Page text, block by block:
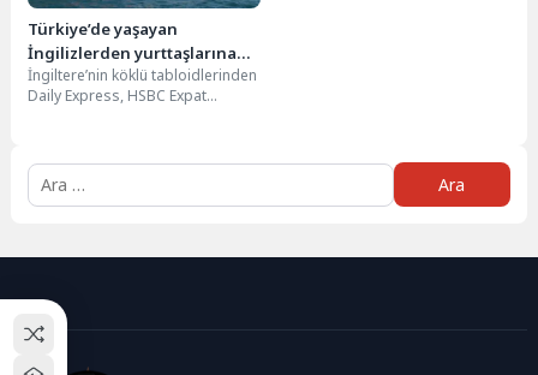
Türkiye’de yaşayan
İngilizlerden yurttaşlarına
tavsiyeler
İngiltere’nin köklü tabloidlerinden
Daily Express, HSBC Expat
Arama: